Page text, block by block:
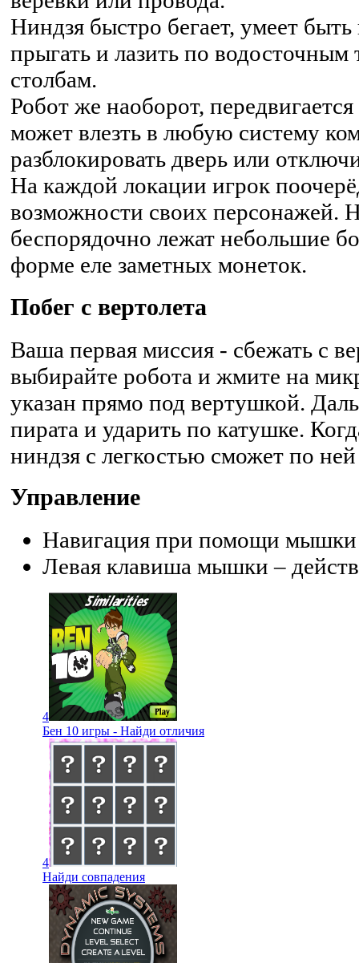
Ниндзя быстро бегает, умеет
прыгать и лазить по
столбам.
Робот же наоборот,
может влезть в любую систему
разблокировать дверь или
На каждой локации игрок
возможности своих персонажей.
беспорядочно лежат небольшие
форме еле заметных монеток.
Побег с вертолета
Ваша первая миссия - сбежать с
выбирайте робота и жмите на
указан прямо под вертушкой.
пирата и ударить по катушке.
ниндзя с легкостью сможет по ней
Управление
Навигация при помощи мышки
Левая клавиша мышки –
4
Бен 10 игры - Найди отличия
4
Найди совпадения